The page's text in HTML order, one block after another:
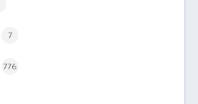
7
776